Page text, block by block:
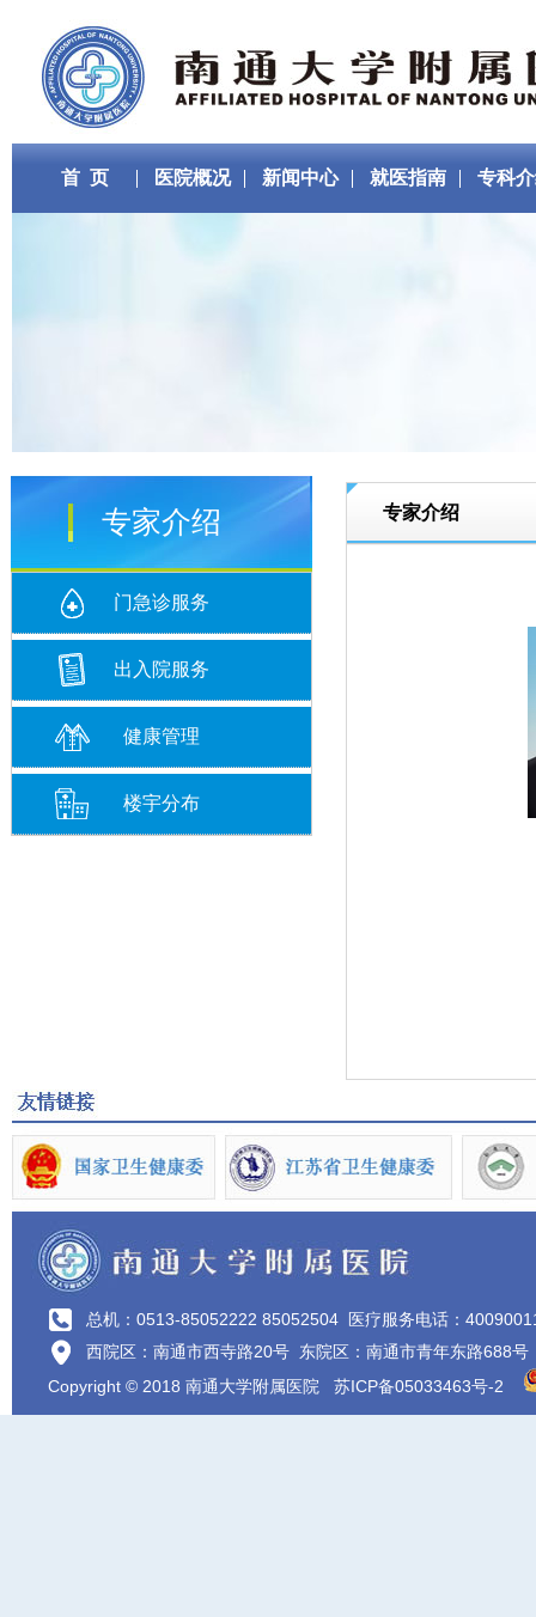
首 页 医院概况 新闻中心 就医指南 专科
专家介绍
门急诊服务
出入院服务
健康管理
楼宇分布
专家介绍
总机：0513-85052222 85052504 医疗服务电话：
西院区：南通市西寺路20号 东院区：南通市青年东路688号
Copyright © 2018 南通大学附属医院 苏ICP备05033463号-2